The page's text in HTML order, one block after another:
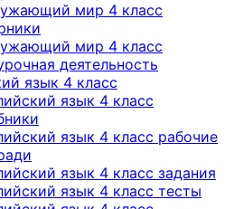
мир 4 класс
мир 4 класс
деятельность
язык 4 класс
язык 4 класс
язык 4 класс рабочие
язык 4 класс задания
язык 4 класс тесты